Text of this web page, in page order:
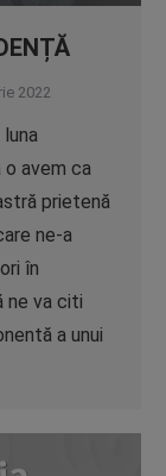
2022
o avem ca
prietenă
ne-a
în
ne va citi
a unui